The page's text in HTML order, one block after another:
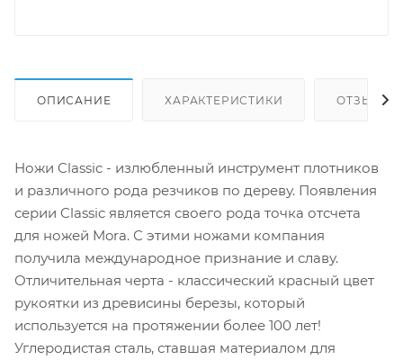
ОПИСАНИЕ ХАРАКТЕРИСТИКИ ОТЗЫВЫ
Ножи Classic - излюбленный инструмент плотников
и различного рода резчиков по дереву. Появления
серии Classic является своего рода точка отсчета
для ножей Mora. С этими ножами компания
получила международное признание и славу.
Отличительная черта - классический красный цвет
рукоятки из древисины березы, который
используется на протяжении более 100 лет!
Углеродистая сталь, ставшая материалом для